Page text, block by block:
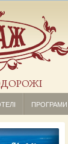
ПРОГРАМИ